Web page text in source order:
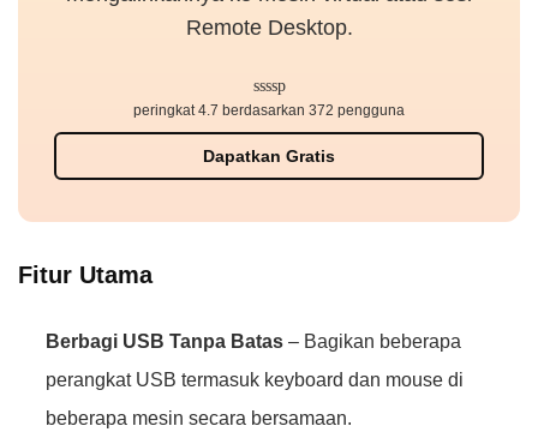
Remote Desktop.
Dapatkan Gratis
peringkat 4.7 berdasarkan 372 pengguna
Fitur Utama
Berbagi USB Tanpa Batas – Bagikan beberapa
perangkat USB termasuk keyboard dan mouse di
beberapa mesin secara bersamaan.